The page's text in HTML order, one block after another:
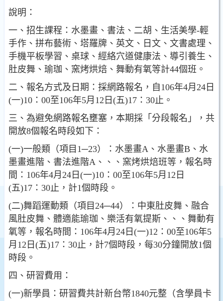
說明：
一、招生課程：水墨畫、書法、二胡、生活美學-輕
手作、拼布藝術、塔羅牌、英文、日文、文書處理、
手機平板學習、桌球、經絡穴道健康法、導引養生、
肚皮舞、瑜珈、窯烤烘焙、舞動有氧等計44個班。
二、報名方式及日期：採網路報名，自106年4月24日
(一)10：00至106年5月12日(五)17：30止。
三、為避免網路報名壅塞，本期採「分段報名」，共
開放8個報名時段如下：
(一)一般類（項目1─23）：水墨畫A、水墨畫B、水
墨畫進階、書法進階A、、、窯烤烘焙班等，報名時
間：106年4月24日(一)10：00至106年5月12日
(五)17：30止，計1個時段。
(二)舞蹈運動類（項目24─44）：中東肚皮舞、融合
風肚皮舞、體適能瑜珈、樂活有氧提斯、、、舞動有
氧等，報名時間：106年4月24日(一)12：00至106年5
月12日(五)17：30止，計7個時段，每30分鐘開放1個
時段。
四、研習費用：
(一)新學員：研習費共計新台幣1840元整（含學員卡